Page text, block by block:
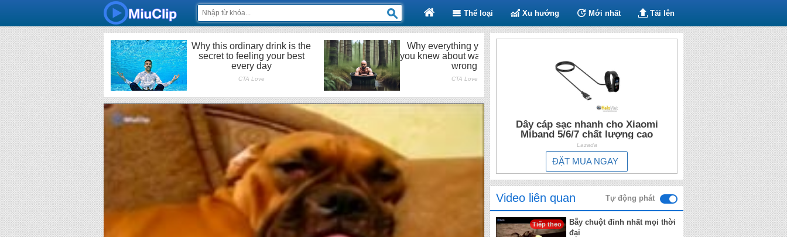
Thể loại Xu hướng Mới nhất Tải lên
Dây cáp sạc nhanh cho Xiaomi
Miband 5/6/7 chất lượng cao
Lazada
ĐẶT MUA NGAY
Video liên quan Tự động phát
Tiếp theo
Bẫy chuột đỉnh nhất mọi thời
đại